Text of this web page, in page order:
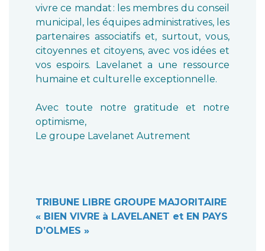
vivre ce mandat : les membres du conseil
municipal, les équipes administratives, les
partenaires associatifs et, surtout, vous,
citoyennes et citoyens, avec vos idées et
vos espoirs. Lavelanet a une ressource
humaine et culturelle exceptionnelle.
Avec toute notre gratitude et notre
optimisme,
Le groupe Lavelanet Autrement
TRIBUNE LIBRE GROUPE MAJORITAIRE
« BIEN VIVRE à LAVELANET et EN PAYS
D’OLMES »